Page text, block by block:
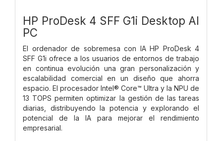
HP ProDesk 4 SFF G1i Desktop AI
PC
El ordenador de sobremesa con IA HP ProDesk 4
SFF G1i ofrece a los usuarios de entornos de trabajo
en continua evolución una gran personalización y
escalabilidad comercial en un diseño que ahorra
espacio. El procesador Intel® Core™ Ultra y la NPU de
13 TOPS permiten optimizar la gestión de las tareas
diarias, distribuyendo la potencia y explorando el
potencial de la IA para mejorar el rendimiento
empresarial.